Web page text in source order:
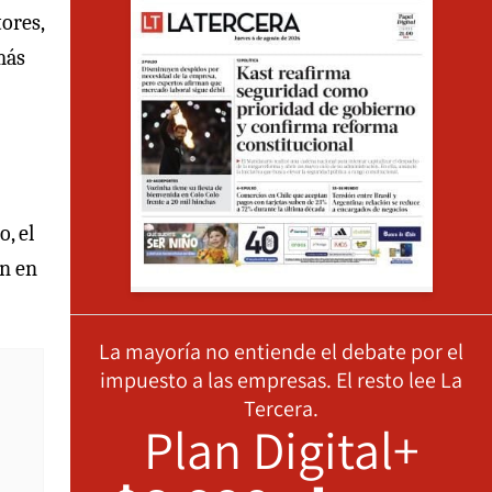
el
en
La mayoría no entiende el debate por el
impuesto a las empresas. El resto lee La
Tercera.
Plan Digital+